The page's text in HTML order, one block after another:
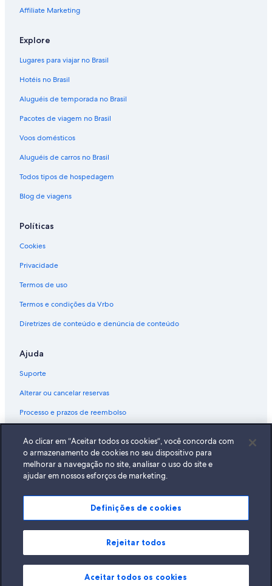
Voos para Nova York
Affiliate Marketing
Explore
Lugares para viajar no Brasil
Hotéis no Brasil
Aluguéis de temporada no Brasil
Pacotes de viagem no Brasil
Voos domésticos
Aluguéis de carros no Brasil
Todos tipos de hospedagem
Blog de viagens
Políticas
Cookies
Privacidade
Termos de uso
Termos e condições da Vrbo
Diretrizes de conteúdo e denúncia de conteúdo
Ajuda
Suporte
Alterar ou cancelar reservas
Processo e prazos de reembolso
Documentos para viagens internacionais
A Expedia, Inc. não se responsabiliza pelo conteúdo dos sites externos.
© 2026 Expedia, Inc., uma empresa do Expedia Group. Todos os direitos
reservados Expedia e o logotipo da Expedia são marcas registradas da
Ao clicar em “Aceitar todos os cookies”, você concorda com
o armazenamento de cookies no seu dispositivo para
melhorar a navegação no site, analisar o uso do site e
ajudar em nossos esforços de marketing.
Definições de cookies
Rejeitar todos
Aceitar todos os cookies